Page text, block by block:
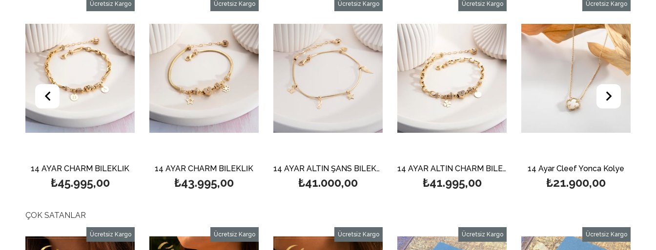
14 AYAR CHARM BİLEKLİK
₺45.995,00
Ücretsiz Kargo
14 AYAR CHARM BİLEKLİK
₺43.995,00
Ücretsiz Kargo
14 AYAR ALTIN ŞANS BİLEKLİK
₺41.000,00
Ücretsiz Kargo
14 AYAR ALTIN CHARM BİLEKLİK
₺41.995,00
Ücretsiz Kargo
14 Ayar Cleef Yonca Kolye
₺21.900,00
Ücretsiz Kargo
ÇOK SATANLAR
Ücretsiz Kargo Ücretsiz Kargo Ücretsiz Kargo Ücretsiz Kargo Ücretsiz Kargo